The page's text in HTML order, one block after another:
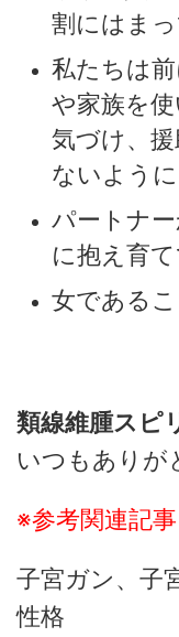
割にはま
私たちは
や家族を
気づけ、
ないよう
パートナ
に抱え育
女である
類線維腫スピ
いつもありが
※参考関連記事
子宮ガン、子
性格